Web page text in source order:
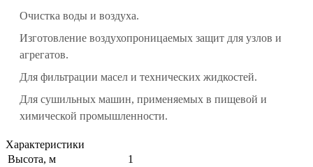
Очистка воды и воздуха.
Изготовление воздухопроницаемых защит для узлов и
агрегатов.
Для фильтрации масел и технических жидкостей.
Для сушильных машин, применяемых в пищевой и
химической промышленности.
Характеристики
Высота, м
1